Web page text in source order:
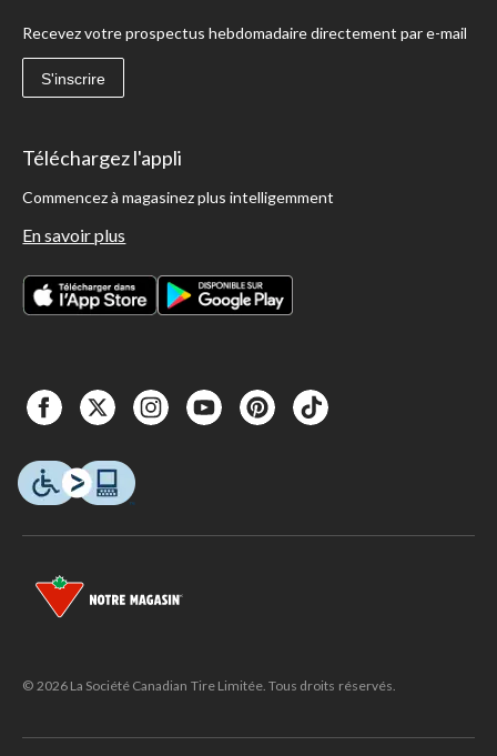
Recevez votre prospectus hebdomadaire directement par e-mail
S'inscrire
Téléchargez l'appli
Commencez à magasinez plus intelligemment
En savoir plus
© 2026 La Société Canadian Tire Limitée. Tous droits réservés.